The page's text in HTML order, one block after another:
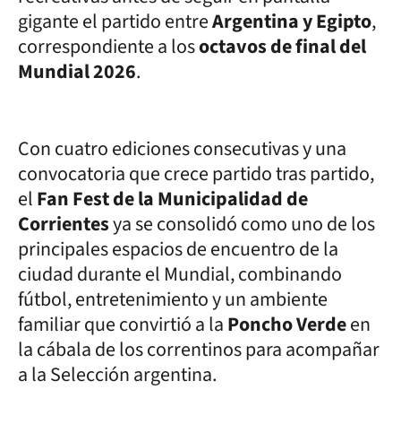
gigante el partido entreArgentina y Egipto,
correspondiente a losoctavos de final del
Mundial 2026.
Con cuatro ediciones consecutivas y una
convocatoria que crece partido tras partido,
elFan Fest de la Municipalidad de
Corrientesya se consolidó como uno de los
principales espacios de encuentro de la
ciudad durante el Mundial, combinando
fútbol, entretenimiento y un ambiente
familiar que convirtió a laPoncho Verdeen
la cábala de los correntinos para acompañar
a la Selección argentina.